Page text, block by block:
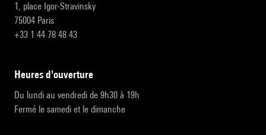
1, place Igor-Stravinsky
75004 Paris
+33 1 44 78 48 43
heures d'ouverture
Du lundi au vendredi de 9h30 à 19h
Fermé le samedi et le dimanche